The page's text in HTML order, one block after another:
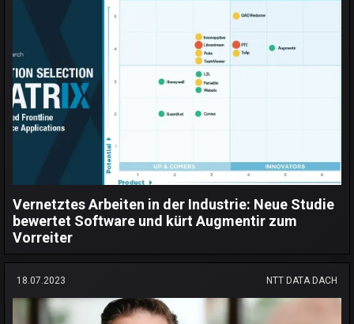
Vernetztes Arbeiten in der Industrie: Neue Studie
bewertet Software und kürt Augmentir zum
Vorreiter
18.07.2023 NTT DATA DACH